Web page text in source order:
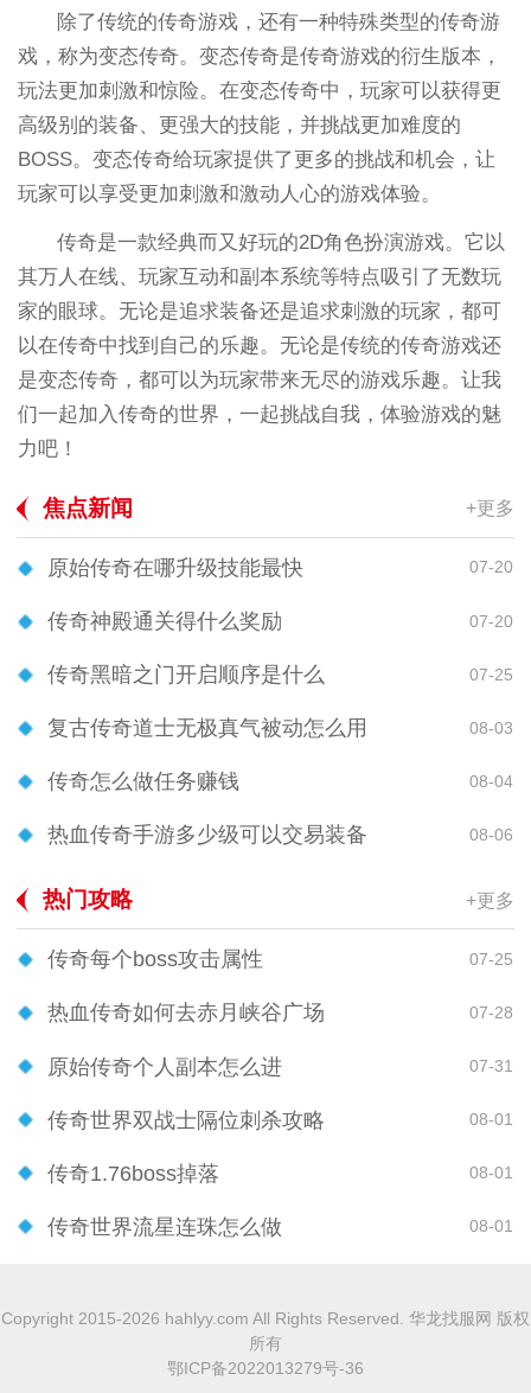
除了传统的传奇游戏，还有一种特殊类型的传奇游
戏，称为变态传奇。变态传奇是传奇游戏的衍生版本，
玩法更加刺激和惊险。在变态传奇中，玩家可以获得更
高级别的装备、更强大的技能，并挑战更加难度的
BOSS。变态传奇给玩家提供了更多的挑战和机会，让
玩家可以享受更加刺激和激动人心的游戏体验。
传奇是一款经典而又好玩的2D角色扮演游戏。它以
其万人在线、玩家互动和副本系统等特点吸引了无数玩
家的眼球。无论是追求装备还是追求刺激的玩家，都可
以在传奇中找到自己的乐趣。无论是传统的传奇游戏还
是变态传奇，都可以为玩家带来无尽的游戏乐趣。让我
们一起加入传奇的世界，一起挑战自我，体验游戏的魅
力吧！
焦点新闻 +更多
原始传奇在哪升级技能最快 07-20
传奇神殿通关得什么奖励 07-20
传奇黑暗之门开启顺序是什么 07-25
复古传奇道士无极真气被动怎么用 08-03
传奇怎么做任务赚钱 08-04
热血传奇手游多少级可以交易装备 08-06
热门攻略 +更多
传奇每个boss攻击属性 07-25
热血传奇如何去赤月峡谷广场 07-28
原始传奇个人副本怎么进 07-31
传奇世界双战士隔位刺杀攻略 08-01
传奇1.76boss掉落 08-01
传奇世界流星连珠怎么做 08-01
Copyright 2015-2026 hahlyy.com All Rights Reserved. 华龙找服网 版权
所有
鄂ICP备2022013279号-36